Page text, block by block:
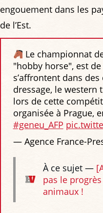
engouement dans les
de l’Est.
Le championnat
"hobby horse", est
s’affrontent dans
dressage, le western
lors de cette
organisée à Prague,
#geneu_AFP
— Agence France-
À ce sujet —
pas le
animaux !